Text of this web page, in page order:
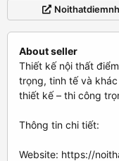
About seller
Thiết kế nội thất
trọng, tinh tế và
thiết kế – thi công
Thông tin chi tiết:
Website: https://